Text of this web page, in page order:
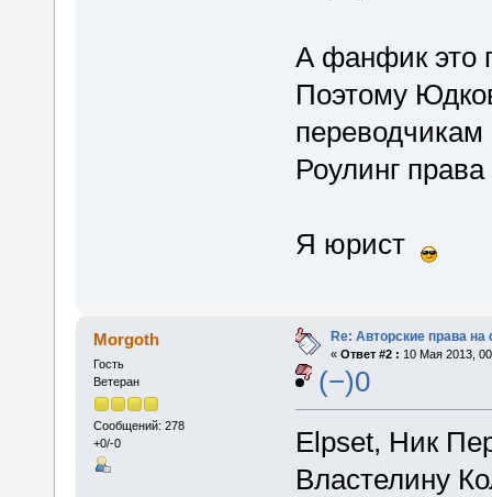
А фанфик это
Поэтому
Роулинг
Я юрист
Morgoth
Гость
Ветеран
Сообщений: 278
+0/-0
Re: Авторские права
« Ответ #2 : 10 Мая 2013,
(−)0
Elpset, Ник
Властелину